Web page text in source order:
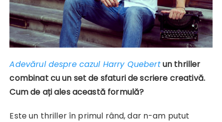
Adevărul despre cazul Harry Quebertun thriller
combinat cu un set de sfaturi de scriere creativă.
Cum de ați ales această formulă?
Este un thriller în primul rând, dar n-am putut